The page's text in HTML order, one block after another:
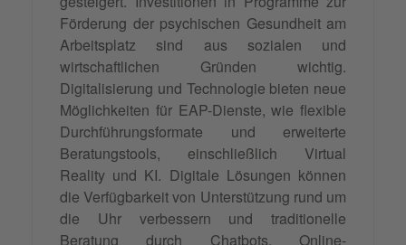
Förderung der psychischen Gesundheit am
Arbeitsplatz sind aus sozialen und
wirtschaftlichen Gründen wichtig.
Digitalisierung und Technologie bieten neue
Möglichkeiten für EAP-Dienste, wie flexible
Durchführungsformate und erweiterte
Beratungstools, einschließlich Virtual
Reality und KI. Digitale Lösungen können
die Verfügbarkeit von Unterstützung rund um
die Uhr verbessern und traditionelle
Beratung durch Chatbots, Online-